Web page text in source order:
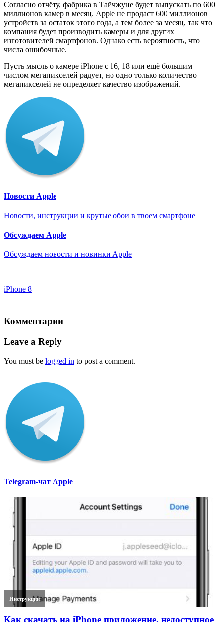
Согласно отчёту, фабрика в Тайчжуне будет выпускать по 600
миллионов камер в месяц. Apple не продаст 600 миллионов
устройств за остаток этого года, а тем более за месяц, так что
компания будет производить камеры и для других
изготовителей смартфонов. Однако есть вероятность, что
числа ошибочные.
Пусть мысль о камере iPhone с 16, 18 или ещё большим
числом мегапикселей радует, но одно только количество
мегапикселей не определяет качество изображений.
Новости Apple
Новости, инструкции и крутые обои в твоем смартфоне
Обсуждаем Apple
Обсуждаем новости и новинки Apple
iPhone 8
Комментарии
Leave a Reply
You must be logged in to post a comment.
Telegram-чат Apple
Инструкции
Как скачать на iPhone приложение, недоступное